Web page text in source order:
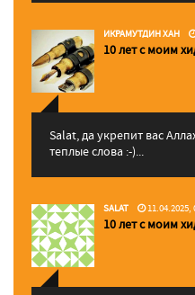
ИКРАМУТДИН ХАН
10 лет с моим
Salat, да укрепит вас
теплые слова :-)...
SALAT 11.04.2025,
10 лет с моим